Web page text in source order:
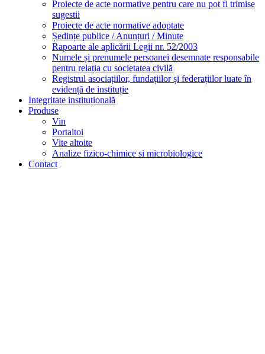
SCDVV Bujoru
Vin SCDVV Bujoru Galati
Dealu Bujorului®
Vinuri Crama Dealu Bujorului®